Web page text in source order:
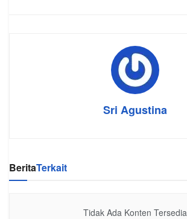
Sri Agustina
BeritaTerkait
Tidak Ada Konten Tersedia